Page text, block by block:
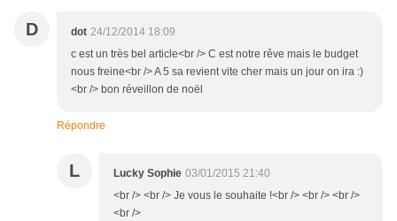
D dot 24/12/2014 18:09
c est un très bel article<br /> C est notre rêve mais le budget
nous freine<br /> A 5 sa revient vite cher mais un jour on ira :)
<br /> bon réveillon de noël
Répondre
L Lucky Sophie 03/01/2015 21:40
<br /> <br /> Je vous le souhaite !<br /> <br /> <br />
<br />